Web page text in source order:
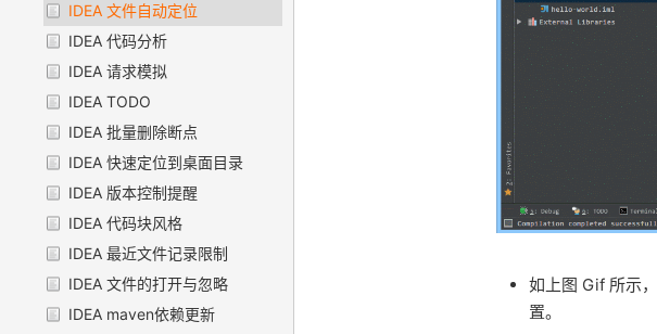
IDEA 文件自动定位
IDEA 代码分析
IDEA 请求模拟
IDEA TODO
IDEA 批量删除断点
IDEA 快速定位到桌面目录
IDEA 版本控制提醒
IDEA 代码块风格
IDEA 最近文件记录限制
IDEA 文件的打开与忽略
IDEA maven依赖更新
如上图 Gif 所示
置。